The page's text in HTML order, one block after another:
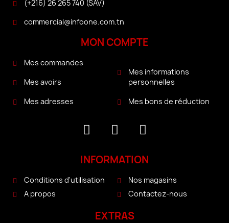
(+216) 26 265 740 (SAV)
commercial@infoone.com.tn
MON COMPTE
Mes commandes
Mes avoirs
Mes adresses
Mes informations
personnelles
Mes bons de réduction
INFORMATION
Conditions d'utilisation
A propos
Nos magasins
Contactez-nous
EXTRAS